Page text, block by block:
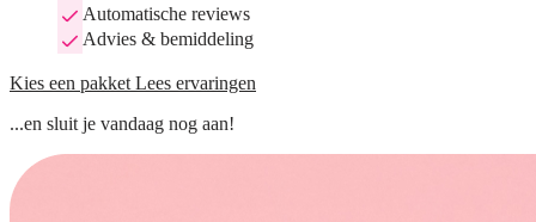
Automatische reviews
Advies & bemiddeling
Kies een pakket Lees ervaringen
...en sluit je vandaag nog aan!